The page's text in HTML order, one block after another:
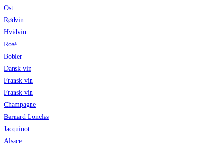
Ost
Rødvin
Hvidvin
Rosé
Bobler
Dansk vin
Fransk vin
Fransk vin
Champagne
Bernard Lonclas
Jacquinot
Alsace